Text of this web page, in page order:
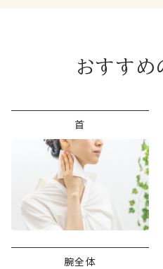
おすすめ
首
腕全体